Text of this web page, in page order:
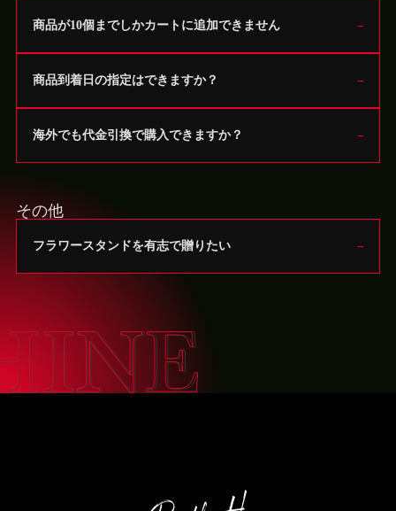
商品が10個までしかカートに追加できません
商品到着日の指定はできますか？
海外でも代金引換で購入できますか？
その他
フラワースタンドを有志で贈りたい